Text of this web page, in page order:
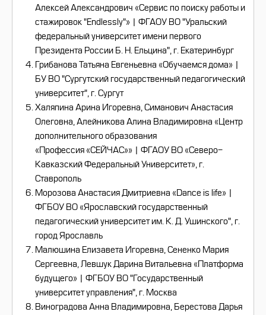
Алексей Александрович «Сервис по поиску работы и
стажировок "Endlessly"» | ФГАОУ ВО "Уральский
федеральный университет имени первого
Президента России Б. Н. Ельцина", г. Екатеринбург
Грибанова Татьяна Евгеньевна «Обучаемся дома» |
БУ ВО "Сургутский государственный педагогический
университет", г. Сургут
Халяпина Арина Игоревна, Симанович Анастасия
Олеговна, Алейникова Алина Владимировна «Центр
дополнительного образования
«Профессия «СЕЙЧАС»» | ФГАОУ ВО «Северо-
Кавказский Федеральный Университет», г.
Ставрополь
Морозова Анастасия Дмитриевна «Dance is life» |
ФГБОУ ВО «Ярославский государственный
педагогический университет им. К. Д. Ушинского", г.
город Ярославль
Малюшина Елизавета Игоревна, Сененко Мария
Сергеевна, Левшук Дарина Витальевна «Платформа
будущего» | ФГБОУ ВО "Государственный
университет управления", г. Москва
Виноградова Анна Владимировна, Берестова Дарья